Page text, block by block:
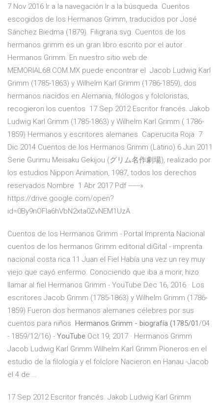
7 Nov 2016 Ir a la navegación Ir a la búsqueda. Cuentos
escogidos de los Hermanos Grimm, traducidos por José
Sánchez Biedma (1879). Filigrana.svg. Cuentos de los
hermanos grimm es un gran libro escrito por el autor .
Hermanos Grimm. En nuestro sitio web de
MEMORIAL68.COM.MX puede encontrar el Jacob Ludwig Karl
Grimm (1785-1863) y Wilhelm Karl Grimm (1786-1859), dos
hermanos nacidos en Alemania, filólogos y folcloristas,
recogieron los cuentos 17 Sep 2012 Escritor francés. Jakob
Ludwig Karl Grimm (1785-1863) y Wilhelm Karl Grimm ( 1786-
1859) Hermanos y escritores alemanes. Caperucita Roja 7
Dic 2014 Cuentos de los Hermanos Grimm (Latino) 6 Jun 2011
Serie Gurimu Meisaku Gekijou (グリム名作劇場), realizado por
los estudios Nippon Animation, 1987, todos los derechos
reservados Nombre 1 Abr 2017 Pdf ------»
https://drive.google.com/open?
id=0By9nOFla6hVbN2xta0ZvNEM1UzA .
Cuentos de los Hermanos Grimm - Portal Imprenta Nacional
cuentos de los hermanos Grimm editorial diGital - imprenta
nacional costa rica 11 Juan el Fiel Había una vez un rey muy
viejo que cayó enfermo. Conociendo que iba a morir, hizo
llamar al fiel Hermanos Grimm - YouTube Dec 16, 2016 · Los
escritores Jacob Grimm (1785-1863) y Wilhelm Grimm (1786-
1859) Fueron dos hermanos alemanes célebres por sus
cuentos para niños. Hermanos Grimm - biografía (1785/01 /04
- 1859/12/16) - YouTube Oct 19, 2017 · Hermanos Grimm
Jacob Ludwig Karl Grimm Wilhelm Karl Grimm Pioneros en el
estudio de la filología y el folclore Nacieron en Hanau -Jacob
el 4 de …
17 Sep 2012 Escritor francés. Jakob Ludwig Karl Grimm